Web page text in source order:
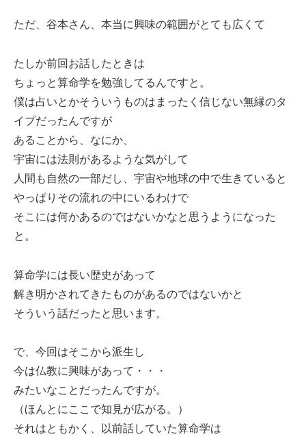
ただ、谷本さん、本当に興味の範囲がとても広くて
たしか前回お話したときは
ちょっと算命学を勉強してるんですと。
僕は占いとかそういうものはまったく信じない無縁のタ
イプだったんですが
あることから、なにか、
宇宙には法則があるような気がして
人間も自然の一部だし、宇宙や地球の中で生きていると
やっぱりその流れの中にいるわけで
そこには何かあるのではないかなと思うようになった
と。
算命学には長い歴史があって
解き明かされてきたものがあるのではないかと
そういう話だったと思います。
で、今回はそこから派生し
今は仏教に興味があって・・・
みたいなことだったんですが。
（ほんとにここで知見が広がる。）
それはともかく、以前話していた算命学は